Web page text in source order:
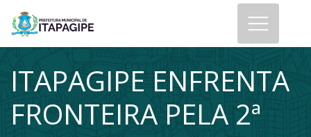
ITAPAGIPE ENFRENTA
FRONTEIRA PELA 2ª